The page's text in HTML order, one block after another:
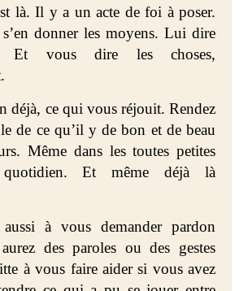
là. Il y a un acte de foi à poser.
donner les moyens. Lui dire
Et vous dire les choses,
déjà, ce qui vous réjouit. Rendez
de ce qu’il y de bon et de beau
Même dans les toutes petites
Et même déjà là
à vous demander pardon
des paroles ou des gestes
à vous faire aider si vous avez